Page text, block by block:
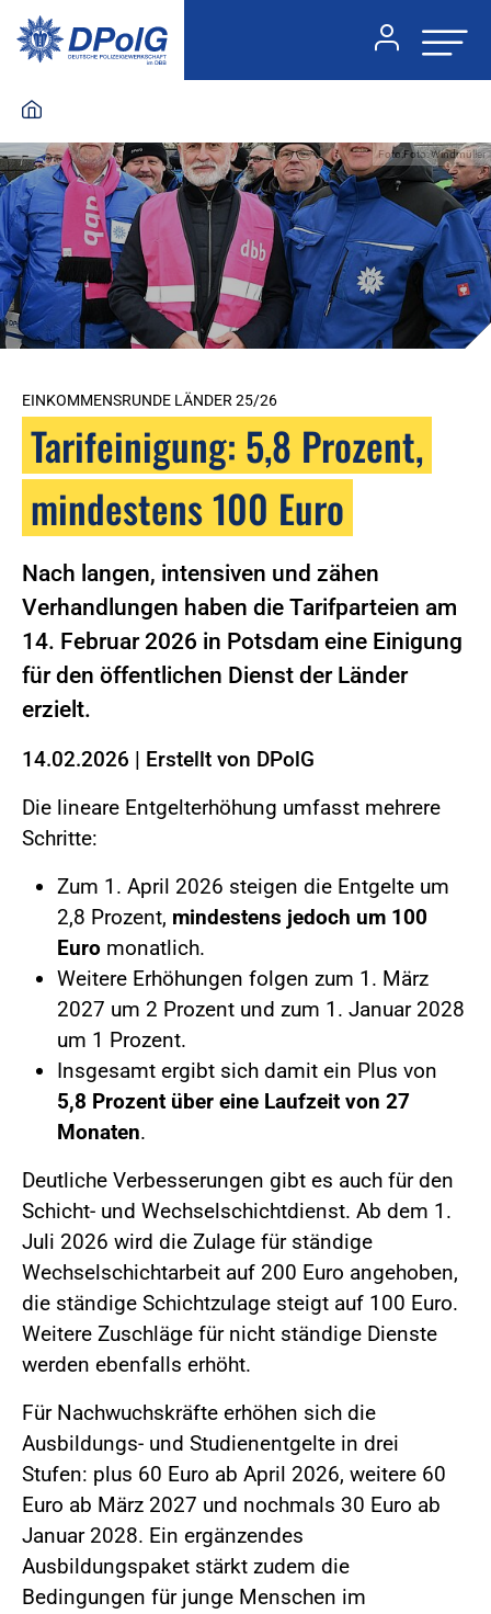
Foto:Foto: Windmüller
EINKOMMENSRUNDE LÄNDER 25/26
Tarifeinigung: 5,8 Prozent,
mindestens 100 Euro
Nach langen, intensiven und zähen
Verhandlungen haben die Tarifparteien am
14. Februar 2026 in Potsdam eine Einigung
für den öffentlichen Dienst der Länder
erzielt.
14.02.2026 | Erstellt von DPolG
Die lineare Entgelterhöhung umfasst mehrere
Schritte:
Zum 1. April 2026 steigen die Entgelte um
2,8 Prozent, mindestens jedoch um 100
Euro monatlich.
Weitere Erhöhungen folgen zum 1. März
2027 um 2 Prozent und zum 1. Januar 2028
um 1 Prozent.
Insgesamt ergibt sich damit ein Plus von
5,8 Prozent über eine Laufzeit von 27
Monaten.
Deutliche Verbesserungen gibt es auch für den
Schicht- und Wechselschichtdienst. Ab dem 1.
Juli 2026 wird die Zulage für ständige
Wechselschichtarbeit auf 200 Euro angehoben,
die ständige Schichtzulage steigt auf 100 Euro.
Weitere Zuschläge für nicht ständige Dienste
werden ebenfalls erhöht.
Für Nachwuchskräfte erhöhen sich die
Ausbildungs- und Studienentgelte in drei
Stufen: plus 60 Euro ab April 2026, weitere 60
Euro ab März 2027 und nochmals 30 Euro ab
Januar 2028. Ein ergänzendes
Ausbildungspaket stärkt zudem die
Bedingungen für junge Menschen im